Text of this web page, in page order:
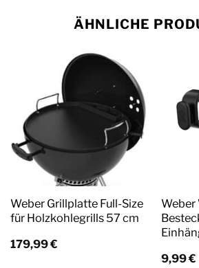
ÄHNLICHE
Weber Grillplatte Full-Size
für Holzkohlegrills 57 cm
179,99€
Weber
9,99€